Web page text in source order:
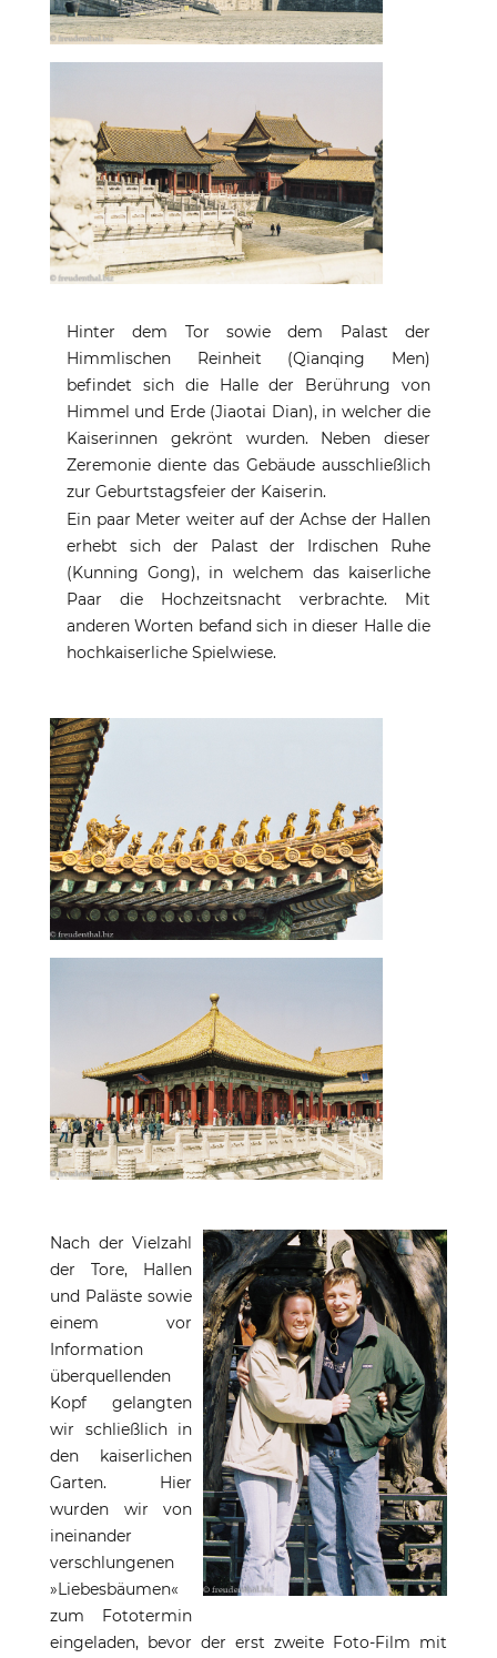
Hinter dem Tor sowie dem Palast der
Himmlischen Reinheit (Qianqing Men)
befindet sich die Halle der Berührung von
Himmel und Erde (Jiaotai Dian), in welcher die
Kaiserinnen gekrönt wurden. Neben dieser
Zeremonie diente das Gebäude ausschließlich
zur Geburtstagsfeier der Kaiserin.
Ein paar Meter weiter auf der Achse der Hallen
erhebt sich der Palast der Irdischen Ruhe
(Kunning Gong), in welchem das kaiserliche
Paar die Hochzeitsnacht verbrachte. Mit
anderen Worten befand sich in dieser Halle die
hochkaiserliche Spielwiese.
Nach der Vielzahl
der Tore, Hallen
und Paläste sowie
einem vor
Information
überquellenden
Kopf gelangten
wir schließlich in
den kaiserlichen
Garten. Hier
wurden wir von
ineinander
verschlungenen
»Liebesbäumen«
zum Fototermin
eingeladen, bevor der erst zweite Foto-Film mit